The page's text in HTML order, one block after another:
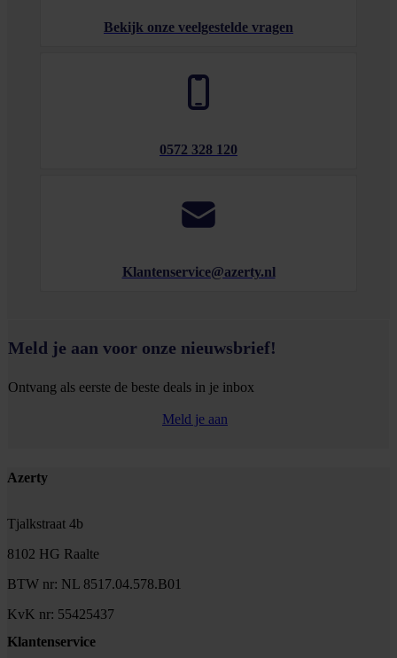
Bekijk onze veelgestelde vragen
0572 328 120
Klantenservice@azerty.nl
Meld je aan voor onze nieuwsbrief!
Ontvang als eerste de beste deals in je inbox
Meld je aan
Footer
Azerty
Tjalkstraat 4b
8102 HG Raalte
BTW nr: NL 8517.04.578.B01
KvK nr: 55425437
Klantenservice